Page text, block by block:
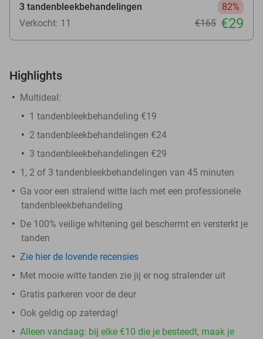
3 tandenbleekbehandelingen
82%
Verkocht: 11
€165 €29
Highlights
Multideal:
1 tandenbleekbehandeling €19
2 tandenbleekbehandelingen €24
3 tandenbleekbehandelingen €29
1, 2 of 3 tandenbleekbehandelingen van 45 minuten
Ga voor een stralend witte lach met een professionele
tandenbleekbehandeling
De 100% veilige whitening gel beschermt en versterkt je
tanden
Zie hier de lovende recensies
Met mooie witte tanden zie jij er nog stralender uit
Gratis parkeren voor de deur
Ook geldig op zaterdag!
Alleen vandaag: bij elke €10 die je besteedt, maak je